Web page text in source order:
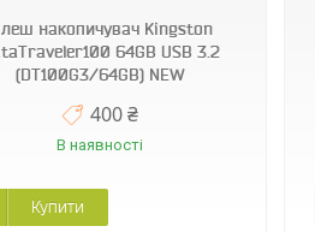
накопичувач Kingston
64GB USB 3.2
(DT100G3/64GB) NEW
400 ₴
В наявності
Купити